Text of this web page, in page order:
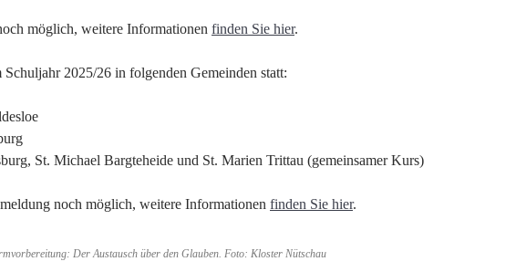
möglich, weitere Informationen finden Sie hier.
Schuljahr 2025/26 in folgenden Gemeinden statt:
St. Michael Bargteheide und St. Marien Trittau (gemeinsamer Kurs)
noch möglich, weitere Informationen finden Sie hier.
Der Austausch über den Glauben. Foto: Kloster Nütschau